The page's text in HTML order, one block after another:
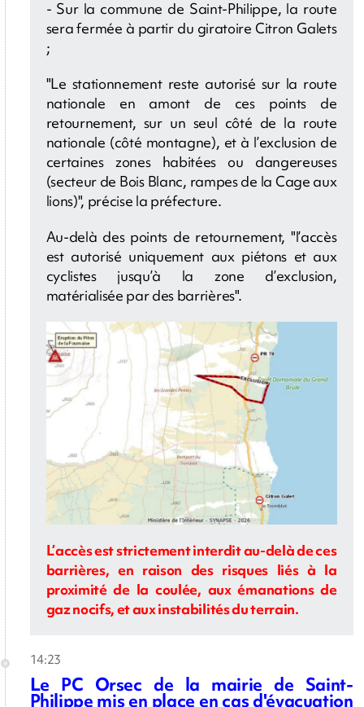
- Sur la commune de Saint-Philippe, la route
sera fermée à partir du giratoire Citron Galets
;
"Le stationnement reste autorisé sur la route
nationale en amont de ces points de
retournement, sur un seul côté de la route
nationale (côté montagne), et à l’exclusion de
certaines zones habitées ou dangereuses
(secteur de Bois Blanc, rampes de la Cage aux
lions)", précise la préfecture.
Au-delà des points de retournement, "l’accès
est autorisé uniquement aux piétons et aux
cyclistes jusqu’à la zone d’exclusion,
matérialisée par des barrières".
L’accès est strictement interdit au-delà de ces
barrières, en raison des risques liés à la
proximité de la coulée, aux émanations de
gaz nocifs, et aux instabilités du terrain.
14:23
Le PC Orsec de la mairie de Saint-
Philippe mis en place en cas d'évacuation